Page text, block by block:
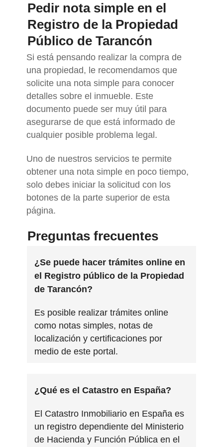
Pedir nota simple en el
Registro de la Propiedad
Público de Tarancón
Si está pensando realizar la compra de
una propiedad, le recomendamos que
solicite una nota simple para conocer
detalles sobre el inmueble. Este
documento puede ser muy útil para
asegurarse de que está informado de
cualquier posible problema legal.
Uno de nuestros servicios te permite
obtener una nota simple en poco tiempo,
solo debes iniciar la solicitud con los
botones de la parte superior de esta
página.
Preguntas frecuentes
¿Se puede hacer trámites online en
el Registro público de la Propiedad
de Tarancón?
Es posible realizar trámites online
como notas simples, notas de
localización y certificaciones por
medio de este portal.
¿Qué es el Catastro en España?
El Catastro Inmobiliario en España es
un registro dependiente del Ministerio
de Hacienda y Función Pública en el